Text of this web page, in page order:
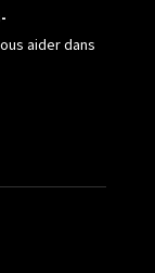
aider dans